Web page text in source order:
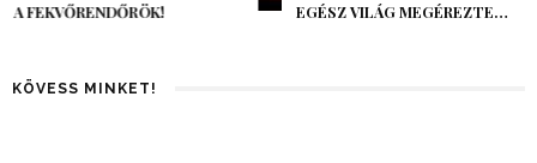
EGÉSZ VILÁG MEGÉREZTE…
KÖVESS MINKET!